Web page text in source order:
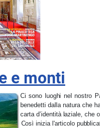
e monti
Ci sono luoghi nel nostro
benedetti dalla natura che
carta d’identità laziale, che
Così inizia l'articolo